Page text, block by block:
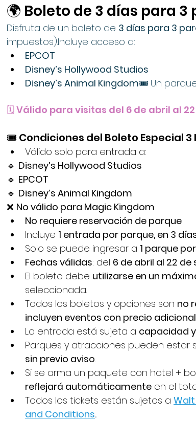
🌍 Boleto de 3 días para 3
Disfruta de un boleto de 3 días para 3
impuestos).Incluye acceso a:
EPCOT
Disney’s Hollywood Studios
Disney’s Animal Kingdom🎟️ Un
🗓️ Válido para visitas del 6 de abril al
🎟️ Condiciones del Boleto Especial 3
Válido solo para entrada a:
🔹 Disney’s Hollywood Studios
🔹 EPCOT
🔹 Disney’s Animal Kingdom
❌ No válido para Magic Kingdom.
No requiere reservación de parque.
Incluye 1 entrada por parque, en 3
Solo se puede ingresar a 1 parque
Fechas válidas: del 6 de abril al 22
El boleto debe utilizarse en un
seleccionada.
Todos los boletos y opciones son no
incluyen eventos con precio adicional
La entrada está sujeta a capacidad
Parques y atracciones pueden estar
sin previo aviso.
Si se arma un paquete con hotel +
reflejará automáticamente en el
Todos los tickets están sujetos a
and Conditions.